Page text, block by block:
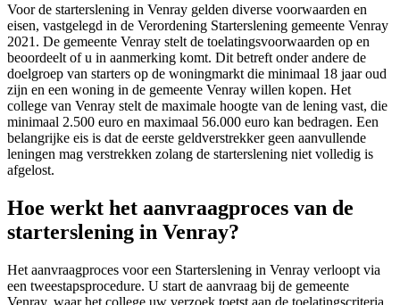
Voor de starterslening in Venray gelden diverse voorwaarden en
eisen, vastgelegd in de Verordening Starterslening gemeente Venray
2021. De gemeente Venray stelt de toelatingsvoorwaarden op en
beoordeelt of u in aanmerking komt. Dit betreft onder andere de
doelgroep van starters op de woningmarkt die minimaal 18 jaar oud
zijn en een woning in de gemeente Venray willen kopen. Het
college van Venray stelt de maximale hoogte van de lening vast, die
minimaal 2.500 euro en maximaal 56.000 euro kan bedragen. Een
belangrijke eis is dat de eerste geldverstrekker geen aanvullende
leningen mag verstrekken zolang de starterslening niet volledig is
afgelost.
Hoe werkt het aanvraagproces van de
starterslening in Venray?
Het aanvraagproces voor een Starterslening in Venray verloopt via
een tweestapsprocedure. U start de aanvraag bij de gemeente
Venray, waar het college uw verzoek toetst aan de toelatingscriteria